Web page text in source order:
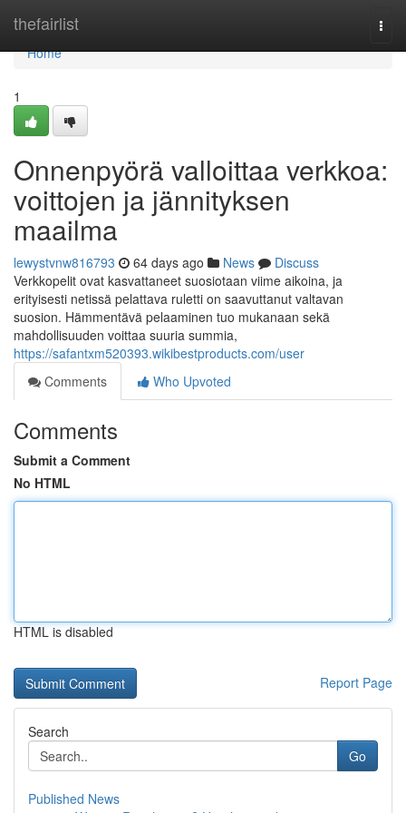
thefairlist
Home
Home
1
Onnenpyörä valloittaa verkkoa:
voittojen ja jännityksen
maailma
lewystvnw816793 64 days ago News
Discuss
Verkkopelit ovat kasvattaneet suosiotaan viime aikoina, ja
erityisesti netissä pelattava ruletti on saavuttanut valtavan
suosion. Hämmentävä pelaaminen tuo mukanaan sekä
mahdollisuuden voittaa suuria summia,
https://safantxm520393.wikibestproducts.com/user
Comments
Who Upvoted
Comments
Submit a Comment
No HTML
HTML is disabled
Report Page
Search
Go
Published News